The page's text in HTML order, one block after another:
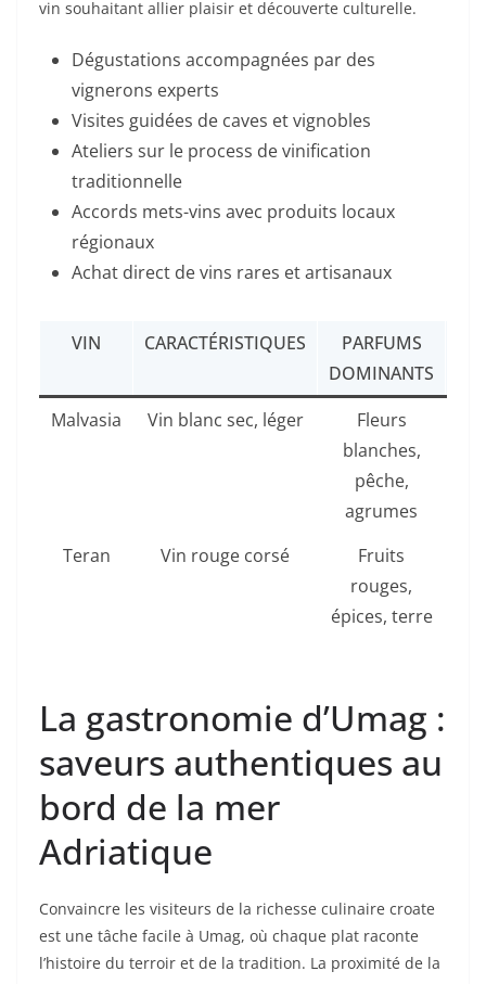
vin souhaitant allier plaisir et découverte culturelle.
Dégustations accompagnées par des
vignerons experts
Visites guidées de caves et vignobles
Ateliers sur le process de vinification
traditionnelle
Accords mets-vins avec produits locaux
régionaux
Achat direct de vins rares et artisanaux
VIN CARACTÉRISTIQUES
PARFUMS
DOMINANTS
Malvasia
Vin blanc sec, léger
Fleurs
blanches,
pêche,
agrumes
Teran Vin rouge corsé
Fruits
rouges,
épices, terre
La gastronomie d’Umag :
saveurs authentiques au
bord de la mer
Adriatique
Convaincre les visiteurs de la richesse culinaire croate
est une tâche facile à Umag, où chaque plat raconte
l’histoire du terroir et de la tradition. La proximité de la